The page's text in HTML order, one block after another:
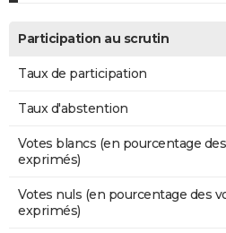
Participation au scrutin
Taux de participation
Taux d'abstention
Votes blancs (en pourcentage
exprimés)
Votes nuls (en pourcentage des
exprimés)